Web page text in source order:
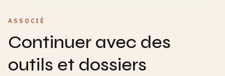
ASSOCIÉ
Continuer avec des
outils et dossiers